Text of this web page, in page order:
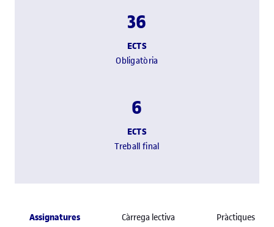
36
ECTS
Obligatòria
6
ECTS
Treball final
Assignatures Càrrega lectiva Pràctiques